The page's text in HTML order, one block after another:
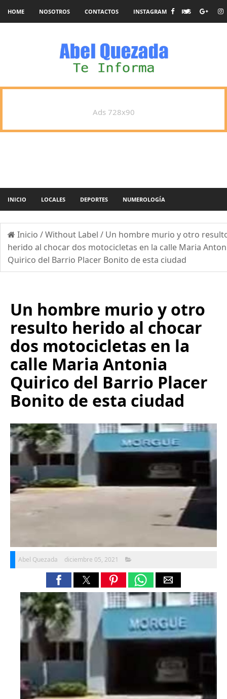
HOME NOSOTROS CONTACTOS INSTAGRAM RSS
Ads 728x90
INICIO LOCALES DEPORTES NUMEROLOGÍA
Inicio /Without Label / Un hombre murio y otro
herido al chocar dos motocicletas en la calle Maria
Quirico del Barrio Placer Bonito de esta ciudad
Un hombre murio y otro
resulto herido al chocar
dos motocicletas en la
calle Maria Antonia
Quirico del Barrio Placer
Bonito de esta ciudad
Abel Quezada diciembre 05, 2021